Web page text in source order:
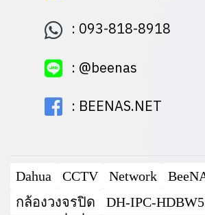
: 093-818-8918
: @beenas
: BEENAS.NET
Dahua CCTV Network
กล้องวงจรปิด
DH-IPC-